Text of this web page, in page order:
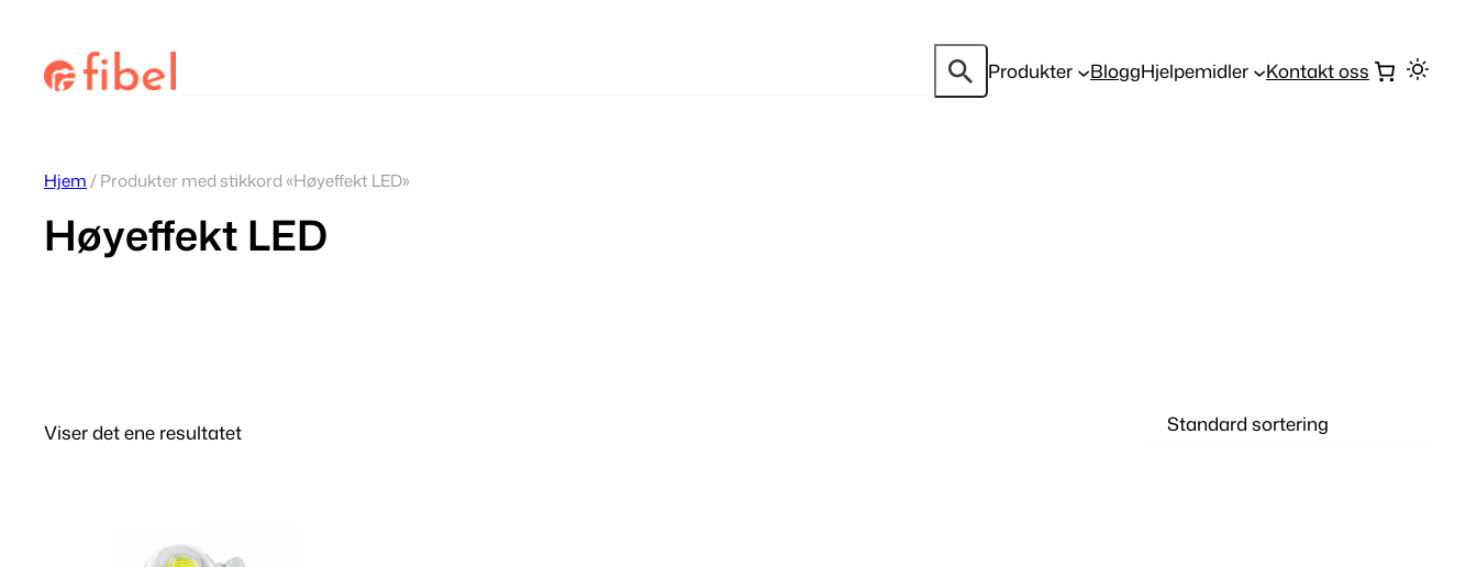
innhold
Søk Produkter BloggHjelpemidler Kontakt oss
Hjem/ Produkter med stikkord «Høyeffekt LED»
Høyeffekt LED
Viser det ene resultatet